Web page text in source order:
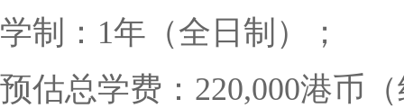
学制：1年（全日制）；
预估总学费：220,000港币